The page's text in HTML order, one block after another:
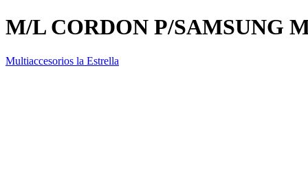
M/L CORDON P/SAMSUNG
Multiaccesorios la Estrella